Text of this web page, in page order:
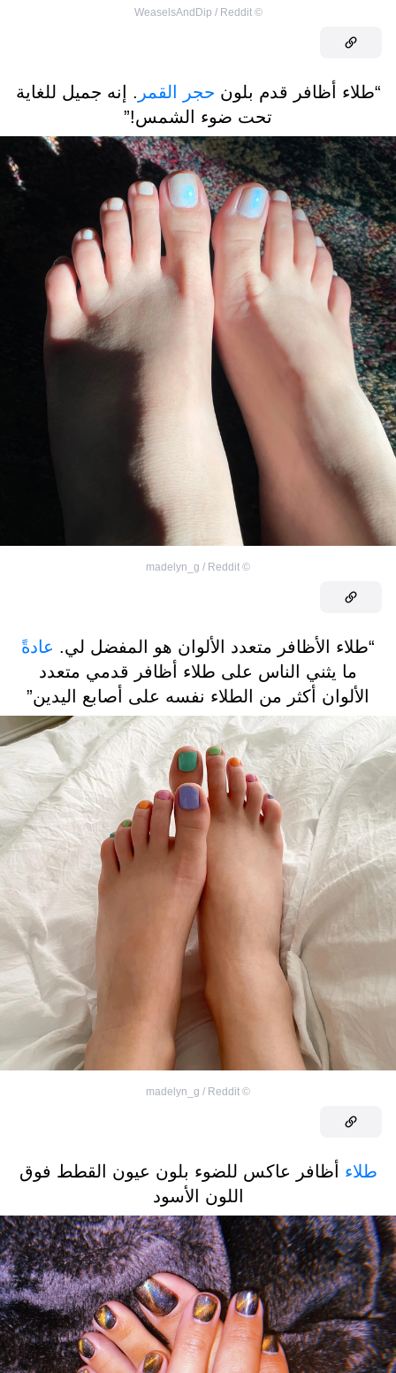
©
WeaselsAndDip / Reddit
“طلاء أظافر قدم بلون حجر القمر . إنه جميل للغاية
تحت ضوء الشمس!”
©
madelyn_g / Reddit
“طلاء الأظافر متعدد الألوان هو المفضل لي. عادةً
ما يثني الناس على طلاء أظافر قدمي متعدد
الألوان أكثر من الطلاء نفسه على أصابع اليدين”
©
madelyn_g / Reddit
طلاء
أظافر عاكس للضوء بلون عيون القطط فوق
اللون الأسود